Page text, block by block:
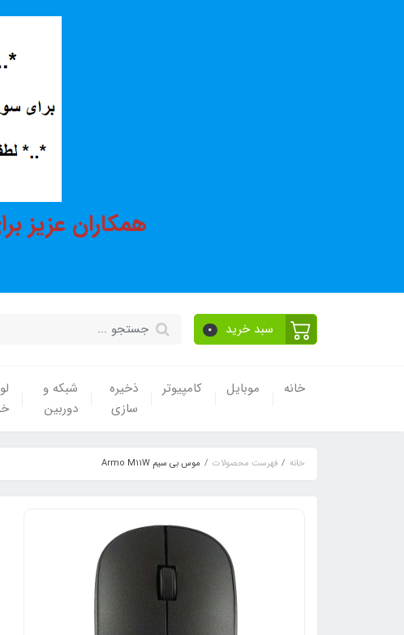
همکاران عزیز
سبد خرید 0
خانه موبایل کامپیوتر
ذخیره
سازی
شبکه و
دوربین
خانه فهرست محصولات موس بی سیم Armo M11W